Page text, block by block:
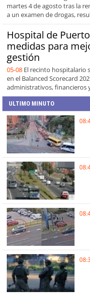
martes 4 de agosto tras la
a un examen de drogas,
Hospital de
medidas para
gestión
05-08 El recinto hospitalario
en el Balanced Scorecard
administrativos, financieros
ULTIMO MINUTO